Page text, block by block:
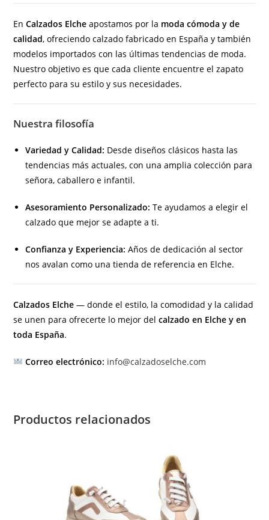
EnCalzados Elche apostamos por la moda cómoda y de
calidad, ofreciendo calzado fabricado en España y también
modelos importados con las últimas tendencias de moda.
Nuestro objetivo es que cada cliente encuentre el zapato
perfecto para su estilo y sus necesidades.
Nuestra filosofía
Variedad y Calidad: Desde diseños clásicos hasta las
tendencias más actuales, con una amplia colección para
señora, caballero e infantil.
Asesoramiento Personalizado: Te ayudamos a elegir el
calzado que mejor se adapte a ti.
Confianza y Experiencia: Años de dedicación al sector
nos avalan como una tienda de referencia en Elche.
Calzados Elche — donde el estilo, la comodidad y la calidad
se unen para ofrecerte lo mejor delcalzado en Elche y en
toda España.
Correo electrónico: info@calzadoselche.com
Productos relacionados